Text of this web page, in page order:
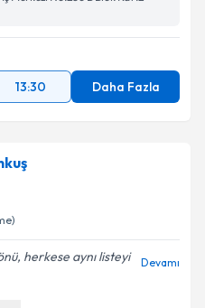
13:30 Daha Fazla
herkese aynı listeyi
Devamı